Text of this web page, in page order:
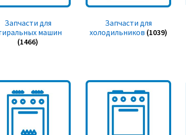
Запчасти для
машин
(1466)
Запчасти для
холодильников (1039)